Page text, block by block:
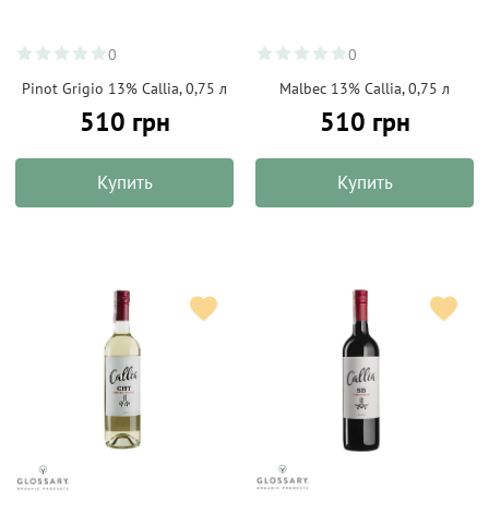
0
Pinot Grigio 13% Callia, 0,75 л
510 грн
Купить
0
Malbec 13% Callia, 0,75 л
510 грн
Купить